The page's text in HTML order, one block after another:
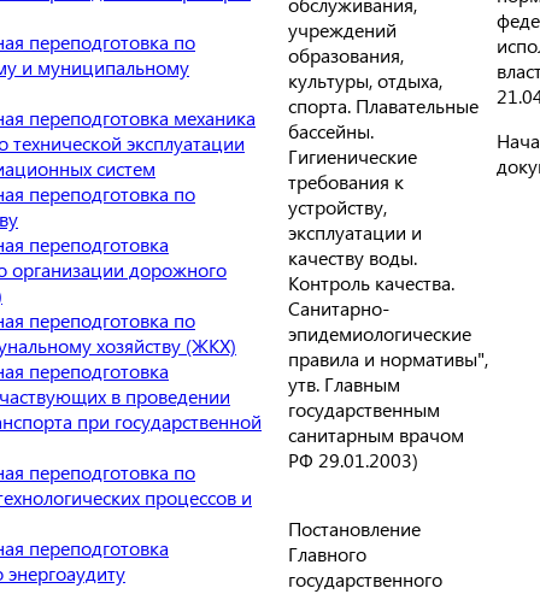
переподготовка по
и муниципальному
переподготовка механика
технической эксплуатации
систем
переподготовка по
переподготовка
организации дорожного
переподготовка по
хозяйству (ЖКХ)
переподготовка
в проведении
при государственной
переподготовка по
процессов и
переподготовка
учреждений
образования,
культуры, отдыха,
спорта. Плавательные
бассейны.
Гигиенические
требования к
устройству,
эксплуатации и
качеству воды.
Контроль качества.
Санитарно-
эпидемиологические
правила и нормативы",
утв. Главным
государственным
санитарным врачом
РФ 29.01.2003)
Постановление
Главного
государственного